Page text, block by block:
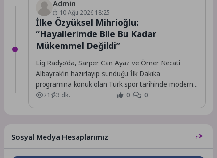
Admin
10 Ağu 2026 18:25
İlke Özyüksel Mihrioğlu:
“Hayallerimde Bile Bu Kadar
Mükemmel Değildi”
Lig Radyo’da, Sarper Can Ayaz ve Ömer Necati
Albayrak’ın hazırlayıp sunduğu İlk Dakika
programına konuk olan Türk spor tarihinde modern...
71
3 dk. 0 0
Sosyal Medya Hesaplarımız